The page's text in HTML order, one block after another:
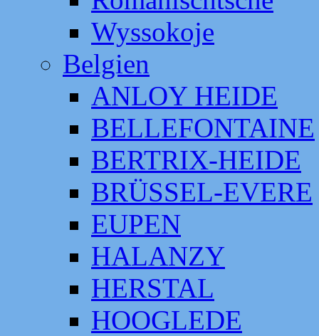
Wyssokoje
Belgien
ANLOY HEIDE
BELLEFONTAINE
BERTRIX-HEIDE
BRÜSSEL-EVERE
EUPEN
HALANZY
HERSTAL
HOOGLEDE